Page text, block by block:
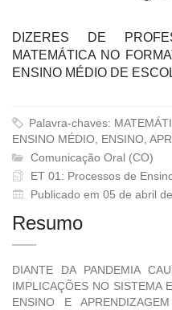
DIZERES DE
MATEMÁTICA NO
ENSINO MÉDIO DE
Palavra-chaves:
ENSINO MÉDIO, ENSINO,
Comunicação Oral (CO)
ET 01: Processos de
Publicado em 05 de abril
Resumo
DIANTE DA PANDEMIA
IMPLICAÇÕES NO SISTEMA
ENSINO E